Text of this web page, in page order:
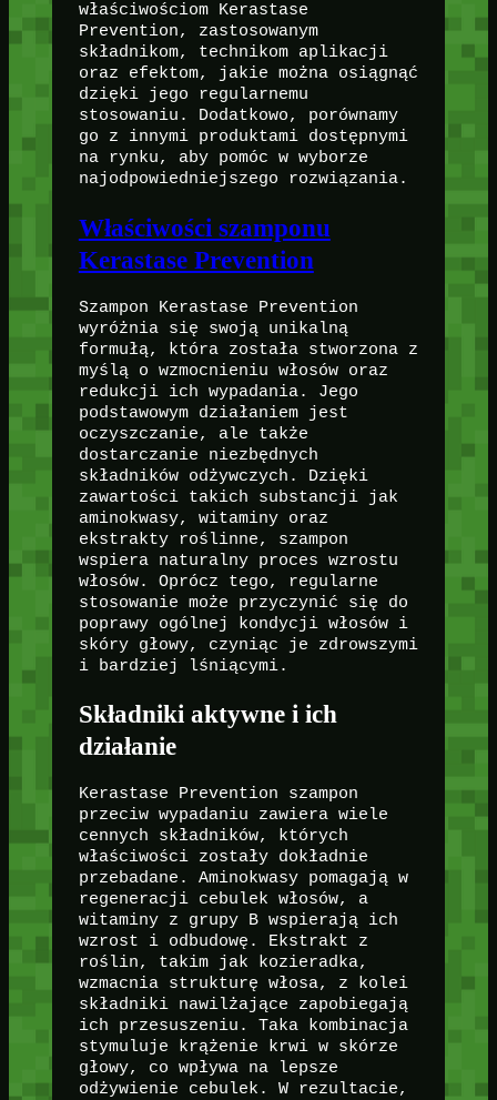
właściwościom Kerastase
Prevention, zastosowanym
składnikom, technikom aplikacji
oraz efektom, jakie można osiągnąć
dzięki jego regularnemu
stosowaniu. Dodatkowo, porównamy
go z innymi produktami dostępnymi
na rynku, aby pomóc w wyborze
najodpowiedniejszego rozwiązania.
Właściwości szamponu
Kerastase Prevention
Szampon Kerastase Prevention
wyróżnia się swoją unikalną
formułą, która została stworzona z
myślą o wzmocnieniu włosów oraz
redukcji ich wypadania. Jego
podstawowym działaniem jest
oczyszczanie, ale także
dostarczanie niezbędnych
składników odżywczych. Dzięki
zawartości takich substancji jak
aminokwasy, witaminy oraz
ekstrakty roślinne, szampon
wspiera naturalny proces wzrostu
włosów. Oprócz tego, regularne
stosowanie może przyczynić się do
poprawy ogólnej kondycji włosów i
skóry głowy, czyniąc je zdrowszymi
i bardziej lśniącymi.
Składniki aktywne i ich
działanie
Kerastase Prevention szampon
przeciw wypadaniu zawiera wiele
cennych składników, których
właściwości zostały dokładnie
przebadane. Aminokwasy pomagają w
regeneracji cebulek włosów, a
witaminy z grupy B wspierają ich
wzrost i odbudowę. Ekstrakt z
roślin, takim jak kozieradka,
wzmacnia strukturę włosa, z kolei
składniki nawilżające zapobiegają
ich przesuszeniu. Taka kombinacja
stymuluje krążenie krwi w skórze
głowy, co wpływa na lepsze
odżywienie cebulek. W rezultacie,